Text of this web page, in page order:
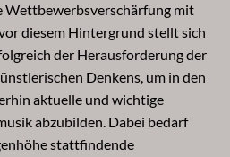
Wettbewerbsverschärfung mit
diesem Hintergrund stellt sich
der Herausforderung der
Denkens, um in den
aktuelle und wichtige
abzubilden. Dabei bedarf
stattfindende